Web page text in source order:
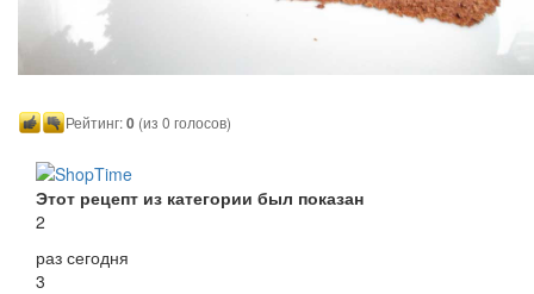
Рейтинг:0 (из 0 голосов)
Этот рецепт из категории был показан
2
раз сегодня
3